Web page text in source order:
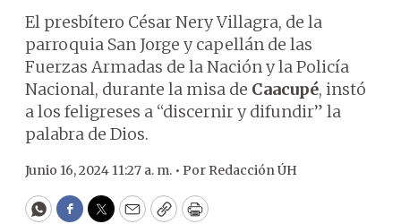
El presbítero César Nery Villagra, de la
parroquia San Jorge y capellán de las
Fuerzas Armadas de la Nación y la Policía
Nacional, durante la misa de Caacupé, instó
a los feligreses a “discernir y difundir” la
palabra de Dios.
Junio 16, 2024 11:27 a. m. • Por Redacción ÚH
WhatsApp
Facebook
Twitter
EmailCopyPrint